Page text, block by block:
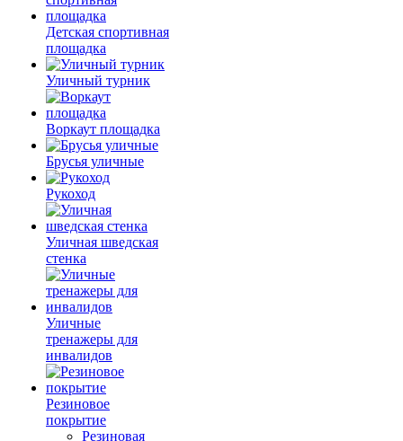
Детская спортивная
площадка
Уличный турник
Воркаут площадка
Брусья уличные
Рукоход
Уличная шведская
стенка
Уличные
тренажеры для
инвалидов
Резиновое
покрытие
Резиновая